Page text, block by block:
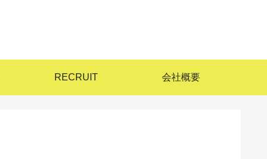
RECRUIT 会社概要